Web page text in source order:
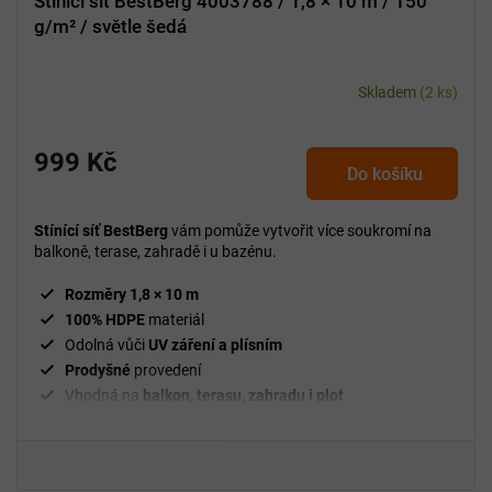
g/m² / světle šedá
Skladem (2 ks)
999 Kč Do košíku
Stínící síť BestBerg vám pomůže vytvořit více soukromí na
balkoně, terase, zahradě i u bazénu.
Rozměry 1,8 × 10 m
100% HDPE materiál
Odolná vůči UV záření a plísním
Prodyšné provedení
Vhodná na balkon, terasu, zahradu i plot